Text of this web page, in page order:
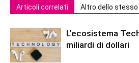
Articoli correlati Altro dello
L’ecosistema
miliardi di dollari